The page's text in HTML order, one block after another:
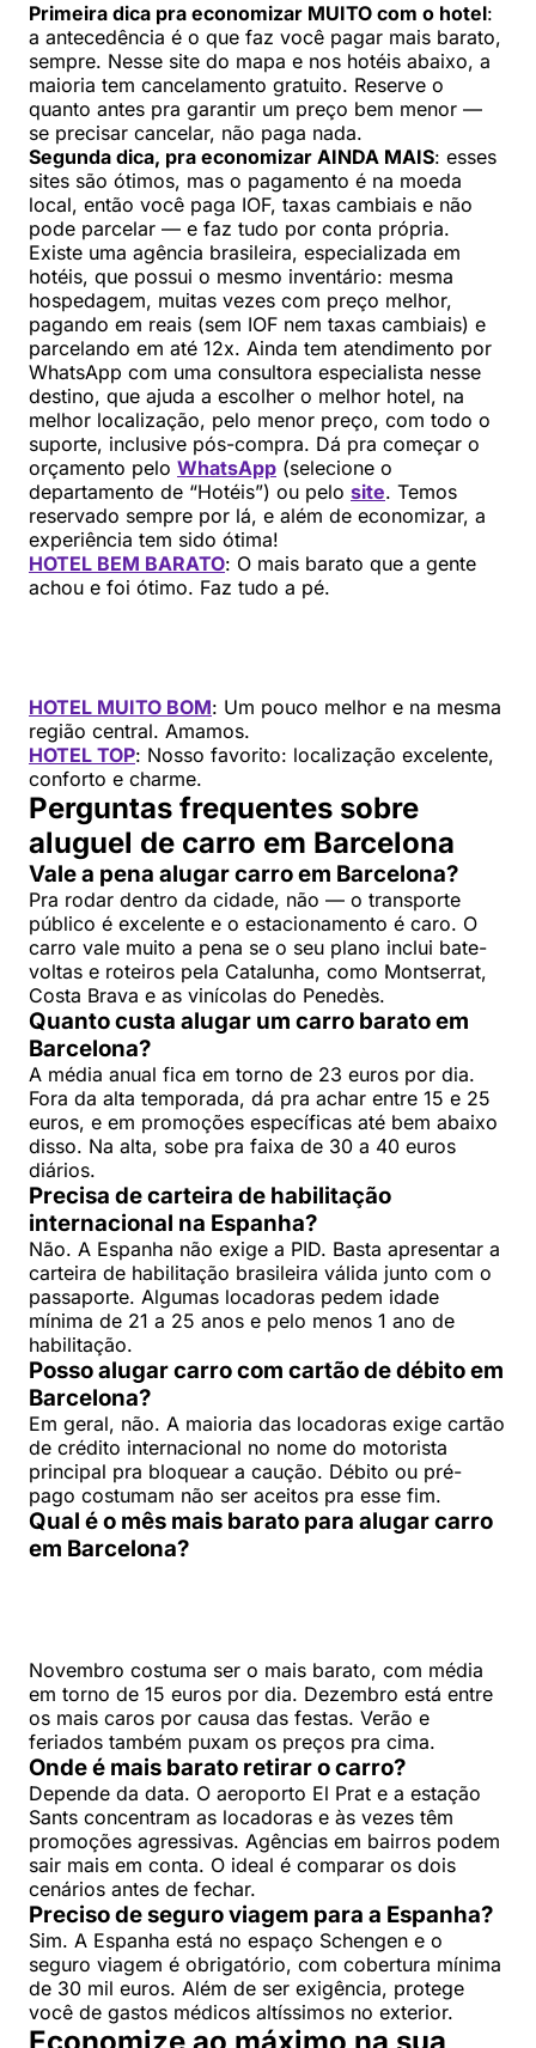
Primeira dica pra economizar MUITO com o hotel:
a antecedência é o que faz você pagar mais barato,
sempre. Nesse site do mapa e nos hotéis abaixo, a
maioria tem cancelamento gratuito. Reserve o
quanto antes pra garantir um preço bem menor —
se precisar cancelar, não paga nada.
Segunda dica, pra economizar AINDA MAIS: esses
sites são ótimos, mas o pagamento é na moeda
local, então você paga IOF, taxas cambiais e não
pode parcelar — e faz tudo por conta própria.
Existe uma agência brasileira, especializada em
hotéis, que possui o mesmo inventário: mesma
hospedagem, muitas vezes com preço melhor,
pagando em reais (sem IOF nem taxas cambiais) e
parcelando em até 12x. Ainda tem atendimento por
WhatsApp com uma consultora especialista nesse
destino, que ajuda a escolher o melhor hotel, na
melhor localização, pelo menor preço, com todo o
suporte, inclusive pós-compra. Dá pra começar o
orçamento pelo WhatsApp (selecione o
departamento de “Hotéis”) ou pelo site. Temos
reservado sempre por lá, e além de economizar, a
experiência tem sido ótima!
HOTEL BEM BARATO: O mais barato que a gente
achou e foi ótimo. Faz tudo a pé.
HOTEL MUITO BOM: Um pouco melhor e na mesma
região central. Amamos.
HOTEL TOP: Nosso favorito: localização excelente,
conforto e charme.
Perguntas frequentes sobre
aluguel de carro em Barcelona
Vale a pena alugar carro em Barcelona?
Pra rodar dentro da cidade, não — o transporte
público é excelente e o estacionamento é caro. O
carro vale muito a pena se o seu plano inclui bate-
voltas e roteiros pela Catalunha, como Montserrat,
Costa Brava e as vinícolas do Penedès.
Quanto custa alugar um carro barato em
Barcelona?
A média anual fica em torno de 23 euros por dia.
Fora da alta temporada, dá pra achar entre 15 e 25
euros, e em promoções específicas até bem abaixo
disso. Na alta, sobe pra faixa de 30 a 40 euros
diários.
Precisa de carteira de habilitação
internacional na Espanha?
Não. A Espanha não exige a PID. Basta apresentar a
carteira de habilitação brasileira válida junto com o
passaporte. Algumas locadoras pedem idade
mínima de 21 a 25 anos e pelo menos 1 ano de
habilitação.
Posso alugar carro com cartão de débito em
Barcelona?
Em geral, não. A maioria das locadoras exige cartão
de crédito internacional no nome do motorista
principal pra bloquear a caução. Débito ou pré-
pago costumam não ser aceitos pra esse fim.
Qual é o mês mais barato para alugar carro
em Barcelona?
Novembro costuma ser o mais barato, com média
em torno de 15 euros por dia. Dezembro está entre
os mais caros por causa das festas. Verão e
feriados também puxam os preços pra cima.
Onde é mais barato retirar o carro?
Depende da data. O aeroporto El Prat e a estação
Sants concentram as locadoras e às vezes têm
promoções agressivas. Agências em bairros podem
sair mais em conta. O ideal é comparar os dois
cenários antes de fechar.
Preciso de seguro viagem para a Espanha?
Sim. A Espanha está no espaço Schengen e o
seguro viagem é obrigatório, com cobertura mínima
de 30 mil euros. Além de ser exigência, protege
você de gastos médicos altíssimos no exterior.